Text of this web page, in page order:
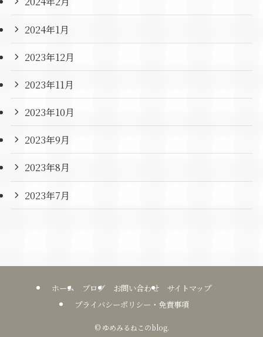
2024年1月
2023年12月
2023年11月
2023年10月
2023年9月
2023年8月
2023年7月
ホーム ブログ お問い合わせ
サイトマップ
プライバシーポリシー・免責事項
©ゆめみるねこのblog.